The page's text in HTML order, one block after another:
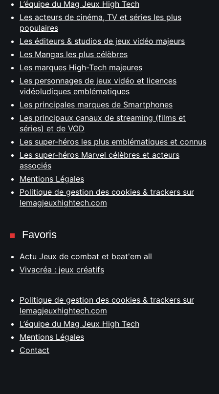
L’équipe du Mag Jeux High Tech
Les acteurs de cinéma, TV et séries les plus
populaires
Les éditeurs & studios de jeux vidéo majeurs
Les Mangas les plus célèbres
Les marques High-Tech majeures
Les personnages de jeux vidéo et licences
vidéoludiques emblématiques
Les principales marques de Smartphones
Les principaux canaux de streaming (films et
séries) et de VOD
Les super-héros les plus emblématiques et connus
Les super-héros Marvel célèbres et acteurs
associés
Mentions Légales
Politique de gestion des cookies & trackers sur
lemagjeuxhightech.com
Favoris
Actu Jeux de combat et beat'em all
Vivacréa : jeux créatifs
Politique de gestion des cookies & trackers sur
lemagjeuxhightech.com
L’équipe du Mag Jeux High Tech
Mentions Légales
Contact